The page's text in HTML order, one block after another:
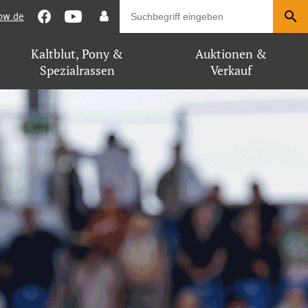
Kaltblut, Pony &
Spezialrassen
Auktionen &
Verkauf